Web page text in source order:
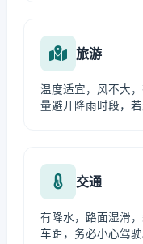
旅游
温度适宜，风不大
量避开降雨时段，
交通
有降水，路面湿滑
车距，务必小心驾驶